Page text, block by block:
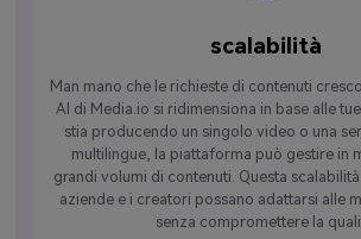
scalabilità
Man mano che le richieste di contenuti
AI di Media.io si ridimensiona in base alle
stia producendo un singolo video o una
multilingue, la piattaforma può gestire in
grandi volumi di contenuti. Questa
aziende e i creatori possano adattarsi alle
senza compromettere la